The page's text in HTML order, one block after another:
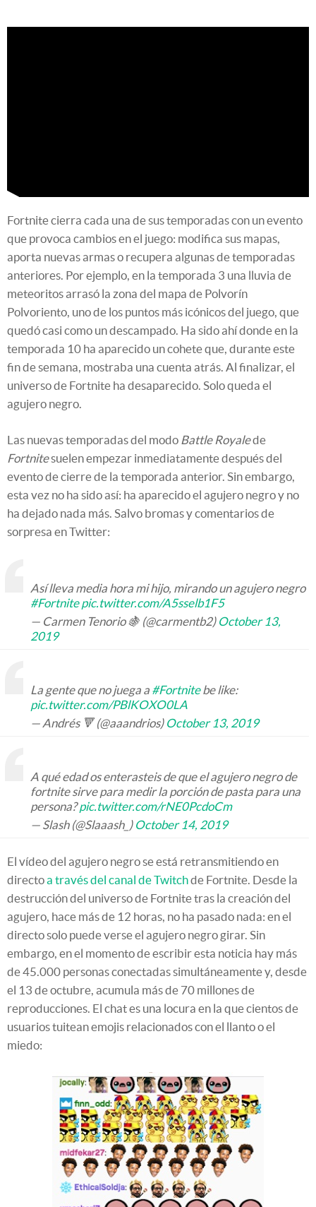
Fortnite cierra cada una de sus temporadas con un evento
que provoca cambios en el juego: modifica sus mapas,
aporta nuevas armas o recupera algunas de temporadas
anteriores. Por ejemplo, en la temporada 3 una lluvia de
meteoritos arrasó la zona del mapa de Polvorín
Polvoriento, uno de los puntos más icónicos del juego, que
quedó casi como un descampado. Ha sido ahí donde en la
temporada 10 ha aparecido un cohete que, durante este
fin de semana, mostraba una cuenta atrás. Al finalizar, el
universo de Fortnite ha desaparecido. Solo queda el
agujero negro.
Las nuevas temporadas del modo Battle Royalede
Fortnitesuelen empezar inmediatamente después del
evento de cierre de la temporada anterior. Sin embargo,
esta vez no ha sido así: ha aparecido el agujero negro y no
ha dejado nada más. Salvo bromas y comentarios de
sorpresa en Twitter:
Así lleva media hora mi hijo, mirando un agujero negro
#Fortnite pic.twitter.com/A5sselb1F5
— Carmen Tenorio 🍇 (@carmentb2) October 13,
2019
La gente que no juega a #Fortnitebe like:
pic.twitter.com/PBlKOXO0LA
— Andrés 🔻 (@aaandrios) October 13, 2019
A qué edad os enterasteis de que el agujero negro de
fortnite sirve para medir la porción de pasta para una
persona?pic.twitter.com/rNE0PcdoCm
— Slash (@Slaaash_) October 14, 2019
El vídeo del agujero negro se está retransmitiendo en
directoa través del canal de Twitchde Fortnite. Desde la
destrucción del universo de Fortnite tras la creación del
agujero, hace más de 12 horas, no ha pasado nada: en el
directo solo puede verse el agujero negro girar. Sin
embargo, en el momento de escribir esta noticia hay más
de 45.000 personas conectadas simultáneamente y, desde
el 13 de octubre, acumula más de 70 millones de
reproducciones. El chat es una locura en la que cientos de
usuarios tuitean emojis relacionados con el llanto o el
miedo: